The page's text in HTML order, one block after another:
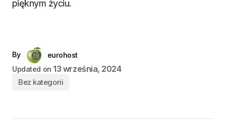
pięknym życiu.
By
eurohost
Updated on 13 września, 2024
Bez kategorii